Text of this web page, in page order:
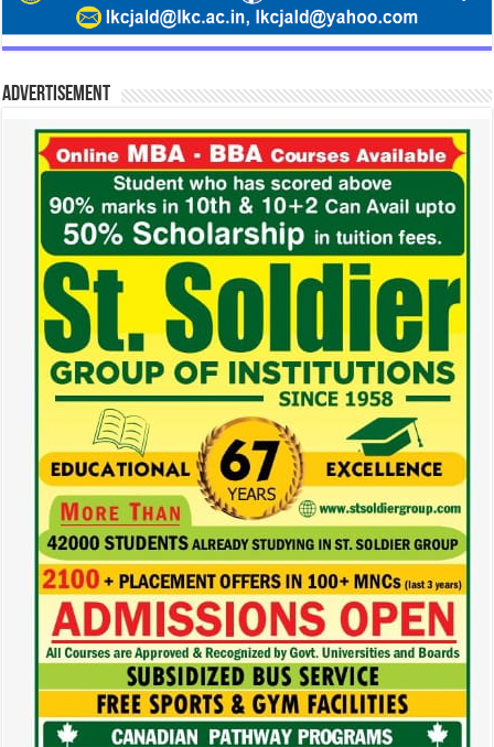
Advertisement